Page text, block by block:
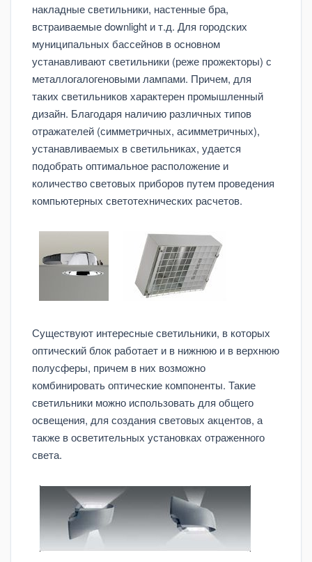
накладные светильники, настенные бра,
встраиваемые downlight и т.д. Для городских
муниципальных бассейнов в основном
устанавливают светильники (реже прожекторы) с
металлогалогеновыми лампами. Причем, для
таких светильников характерен промышленный
дизайн. Благодаря наличию различных типов
отражателей (симметричных, асимметричных),
устанавливаемых в светильниках, удается
подобрать оптимальное расположение и
количество световых приборов путем проведения
компьютерных светотехнических расчетов.
Существуют интересные светильники, в которых
оптический блок работает и в нижнюю и в верхнюю
полусферы, причем в них возможно
комбинировать оптические компоненты. Такие
светильники можно использовать для общего
освещения, для создания световых акцентов, а
также в осветительных установках отраженного
света.